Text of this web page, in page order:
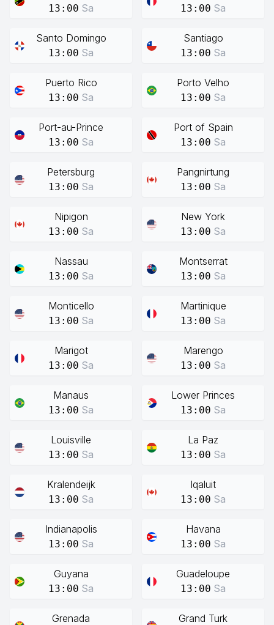
13:00 Sa 13:00 Sa
Santo Domingo
13:00 Sa
Santiago
13:00 Sa
Puerto Rico
13:00 Sa
Porto Velho
13:00 Sa
Port-au-Prince
13:00 Sa
Port of Spain
13:00 Sa
Petersburg
13:00 Sa
Pangnirtung
13:00 Sa
Nipigon
13:00 Sa
New York
13:00 Sa
Nassau
13:00 Sa
Montserrat
13:00 Sa
Monticello
13:00 Sa
Martinique
13:00 Sa
Marigot
13:00 Sa
Marengo
13:00 Sa
Manaus
13:00 Sa
Lower Princes
13:00 Sa
Louisville
13:00 Sa
La Paz
13:00 Sa
Kralendeijk
13:00 Sa
Iqaluit
13:00 Sa
Indianapolis
13:00 Sa
Havana
13:00 Sa
Guyana
13:00 Sa
Guadeloupe
13:00 Sa
Grenada Grand Turk